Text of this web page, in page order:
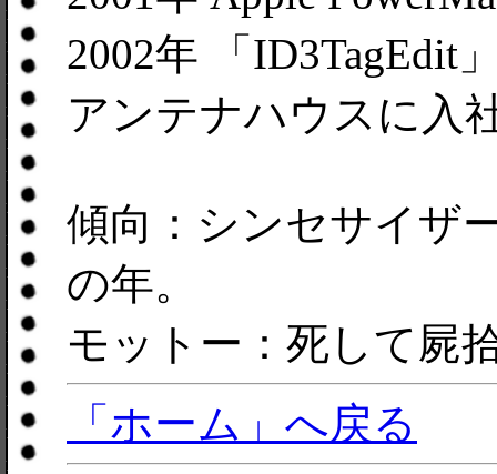
2002年 「ID3TagEdit
アンテナハウスに入
傾向：シンセサイザ
の年。
モットー：死して屍
「ホーム」へ戻る